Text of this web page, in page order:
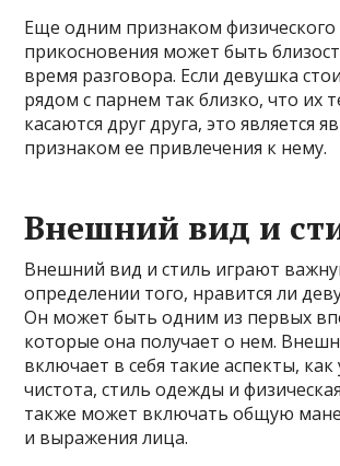
Еще одним признаком физического
прикосновения может быть
время разговора. Если девушка
рядом с парнем так близко, что их
касаются друг друга, это является
признаком ее привлечения к нему.
Внешний вид и
Внешний вид и стиль играют
определении того, нравится ли
Он может быть одним из первых
которые она получает о нем.
включает в себя такие аспекты,
чистота, стиль одежды и
также может включать общую
и выражения лица.